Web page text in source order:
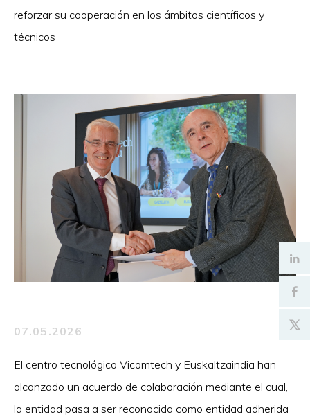
reforzar su cooperación en los ámbitos científicos y
técnicos
07.05.2026
El centro tecnológico Vicomtech y Euskaltzaindia han
alcanzado un acuerdo de colaboración mediante el cual,
la entidad pasa a ser reconocida como entidad adherida